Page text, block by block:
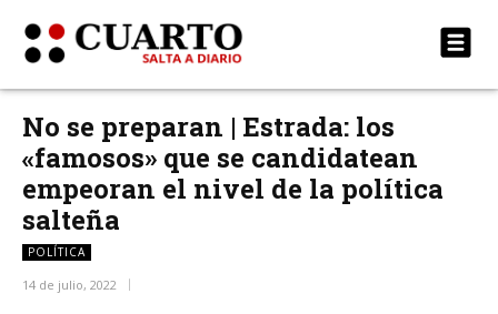
No se preparan | Estrada: los
«famosos» que se candidatean
empeoran el nivel de la política
salteña
POLÍTICA
14 de julio, 2022